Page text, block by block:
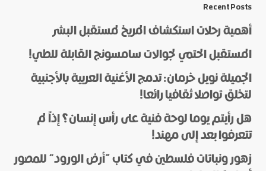
Name
*
Recent Posts
أهمية رحلات استكشاف المريخ لمستقبل البشر
المستقبل الحتمي لجوالات سامسونج القابلة للطي!
الجميلة نويل خرمان: تدمج الأغنية العربية بالأجنبية
لتخلق تواصلا ثقافيا رائعا!
هل رأيتم يوما لوحة فنية على رأس إنسان؟ إذاً لم
تتعرفوا بعد إلى مهند!
زهور ونباتات فلسطين في كتاب “أرض الورود” للمصور